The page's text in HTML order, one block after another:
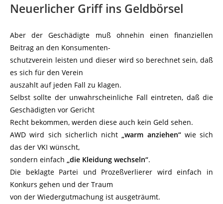
Neuerlicher Griff ins Geldbörsel
Aber der Geschädigte muß ohnehin einen finanziellen
Beitrag an den Konsumenten-
schutzverein leisten und dieser wird so berechnet sein, daß
es sich für den Verein
auszahlt auf jeden Fall zu klagen.
Selbst sollte der unwahrscheinliche Fall eintreten, daß die
Geschädigten vor Gericht
Recht bekommen, werden diese auch kein Geld sehen.
AWD wird sich sicherlich nicht„warm anziehen“ wie sich
das der VKI wünscht,
sondern einfach „die Kleidung wechseln“.
Die beklagte Partei und Prozeßverlierer wird einfach in
Konkurs gehen und der Traum
von der Wiedergutmachung ist ausgeträumt.